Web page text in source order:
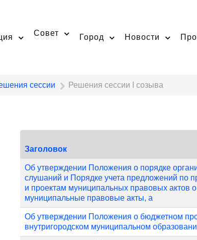
Совет Город Новости
сессии Решения сессии I созыва
Заголовок
Об утверждении Положения о порядке
слушаний и Порядке учета предложений по
и проектам муниципальных правовых актов
муниципальные правовые акты, а
Об утверждении Положения о бюджетном
внутригородском муниципальном